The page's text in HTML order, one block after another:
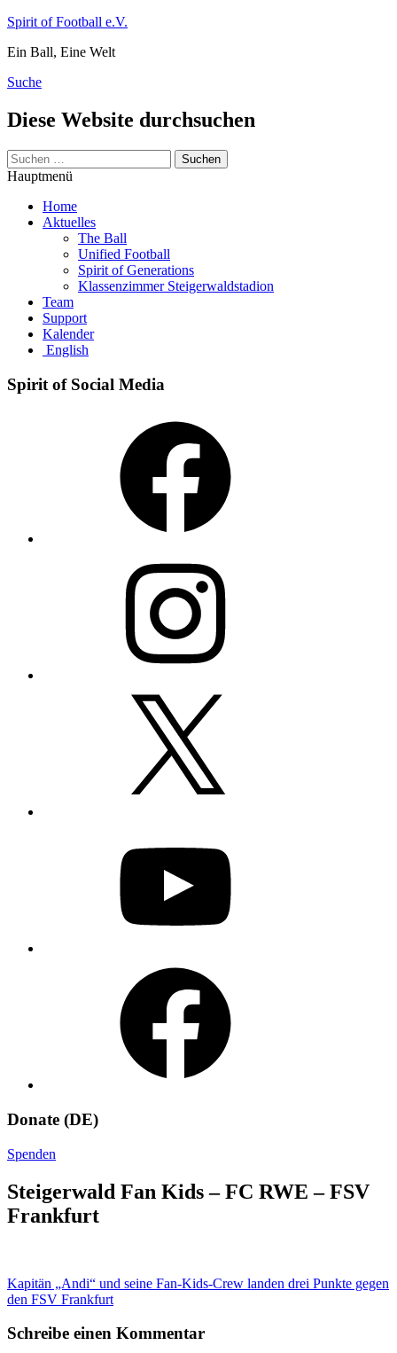
Zum
springen
Spirit of Football e.V.
Ein Ball, Eine Welt
Suche
Diese Website durchsuchen
Suchen
nach:
Hauptmenü
Home
Aktuelles
The Ball
Unified Football
Spirit of Generations
Klassenzimmer Steigerwaldstadion
Team
Support
Kalender
English
Spirit of Social Media
Donate (DE)
Spenden
Steigerwald Fan Kids – FC RWE – FSV
Frankfurt
Beitragsnavigation
Kapitän „Andi“ und seine Fan-Kids-Crew landen drei Punkte gegen
den FSV Frankfurt
Schreibe einen Kommentar